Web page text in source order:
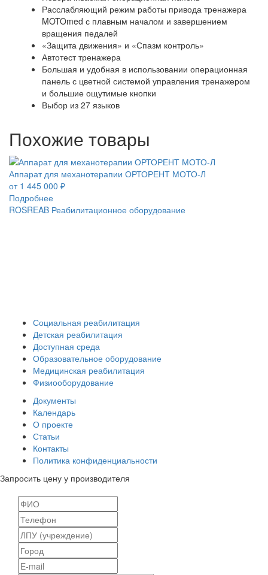
Расслабляющий режим работы привода тренажера
MOTOmed с плавным началом и завершением
вращения педалей
«Защита движения» и «Спазм контроль»
Автотест тренажера
Большая и удобная в использовании операционная
панель с цветной системой управления тренажером
и большие ощутимые кнопки
Выбор из 27 языков
Похожие товары
Аппарат для механотерапии ОРТОРЕНТ МОТО-Л
от 1 445 000 ₽
Подробнее
ROSREAB Реабилитационное оборудование
Социальная реабилитация
Детская реабилитация
Доступная среда
Образовательное оборудование
Медицинская реабилитация
Физиооборудование
Документы
Календарь
О проекте
Статьи
Контакты
Политика конфиденциальности
Запросить цену у производителя